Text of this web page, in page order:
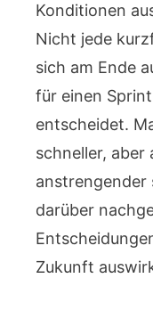
Konditionen
Nicht jede
sich am Ende
für einen
entscheidet.
schneller, aber
anstrengender
darüber
Zukunft